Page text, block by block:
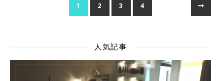
1 2 3 4
人気記事